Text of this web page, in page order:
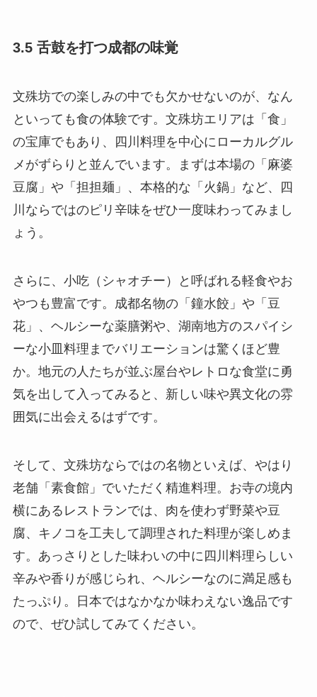
3.5 舌鼓を打つ成都の味覚
文殊坊での楽しみの中でも欠かせないのが、なん
といっても食の体験です。文殊坊エリアは「食」
の宝庫でもあり、四川料理を中心にローカルグル
メがずらりと並んでいます。まずは本場の「麻婆
豆腐」や「担担麺」、本格的な「火鍋」など、四
川ならではのピリ辛味をぜひ一度味わってみまし
ょう。
さらに、小吃（シャオチー）と呼ばれる軽食やお
やつも豊富です。成都名物の「鐘水餃」や「豆
花」、ヘルシーな薬膳粥や、湖南地方のスパイシ
ーな小皿料理までバリエーションは驚くほど豊
か。地元の人たちが並ぶ屋台やレトロな食堂に勇
気を出して入ってみると、新しい味や異文化の雰
囲気に出会えるはずです。
そして、文殊坊ならではの名物といえば、やはり
老舗「素食館」でいただく精進料理。お寺の境内
横にあるレストランでは、肉を使わず野菜や豆
腐、キノコを工夫して調理された料理が楽しめま
す。あっさりとした味わいの中に四川料理らしい
辛みや香りが感じられ、ヘルシーなのに満足感も
たっぷり。日本ではなかなか味わえない逸品です
ので、ぜひ試してみてください。